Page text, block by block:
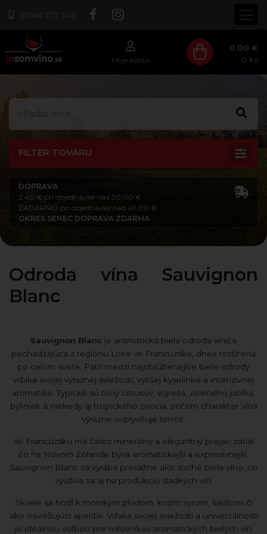
0948 777 140
Moje konto
0.00 €
0 ks
FILTER TOVARU
DOPRAVA
2,40 € pri objednávke nad 30,00 €
ZADARMO pri objednávke nad 49,00 €
OKRES SENEC DOPRAVA ZDARMA
Odroda vína Sauvignon
Blanc
Sauvignon Blanc je aromatická biela odroda viniča
pochádzajúca z regiónu Loire vo Francúzsko , dnes rozšírená
po celom svete. Patrí medzi najobľúbenejšie biele odrody
vďaka svojej výraznej sviežosti, vyššej kyselinke a intenzívnej
aromatike. Typické sú tóny citrusov, egreša, zeleného jablka,
byliniek a niekedy aj tropického ovocia, pričom charakter vína
výrazne ovplyvňuje terroir.
Vo Francúzsku má často minerálny a elegantný prejav, zatiaľ
čo na Novom Zélande býva aromatickejší a expresívnejší.
Sauvignon Blanc sa vyrába prevažne ako suché biele víno, no
využíva sa aj na produkciu sladkých vín.
Skvele sa hodí k morským plodom, kozím syrom, šalátom či
ako osviežujúci aperitív. Vďaka svojej sviežosti a univerzálnosti
je ideálnou voľbou pre milovníkov aromatických bielych vín